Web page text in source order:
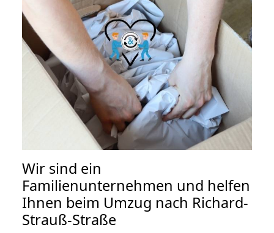
Wir sind ein
Familienunternehmen und helfen
Ihnen beim Umzug nach Richard-
Strauß-Straße